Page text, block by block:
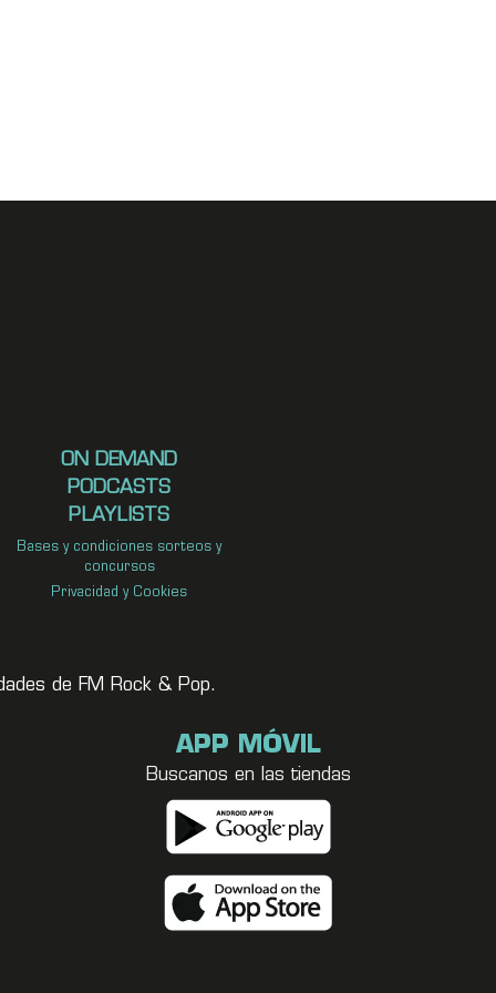
ON DEMAND
PODCASTS
PLAYLISTS
Bases y condiciones sorteos y
concursos
Privacidad y Cookies
de FM Rock & Pop.
APP MÓVIL
Buscanos en las tiendas